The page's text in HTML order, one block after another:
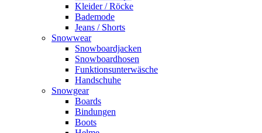
Kleider / Röcke
Bademode
Jeans / Shorts
Snowwear
Snowboardjacken
Snowboardhosen
Funktionsunterwäsche
Handschuhe
Snowgear
Boards
Bindungen
Boots